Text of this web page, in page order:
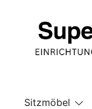
Sitzmöbel